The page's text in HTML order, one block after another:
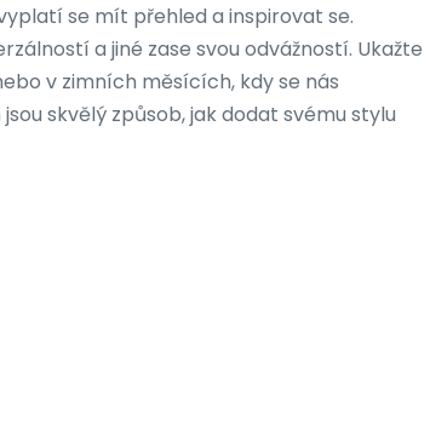
se mít přehled a inspirovat se.
a jiné zase svou odvážností. Ukažte
v zimních měsících, kdy se nás
skvělý způsob, jak dodat svému stylu